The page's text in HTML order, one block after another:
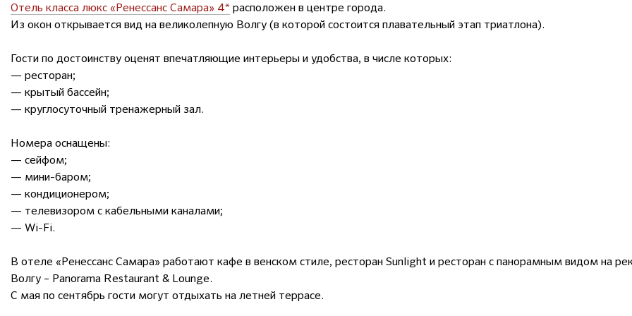
Отель класса люкс «Ренессанс Самара» 4*расположен в центре города.
Из окон открывается вид на великолепную Волгу (в которой состоится плавательный этап триатлона).
Гости по достоинству оценят впечатляющие интерьеры и удобства, в числе которых:
— ресторан;
— крытый бассейн;
— круглосуточный тренажерный зал.
Номера оснащены:
— сейфом;
— мини-баром;
— кондиционером;
— телевизором с кабельными каналами;
— Wi-Fi.
В отеле «Ренессанс Самара» работают кафе в венском стиле, ресторан Sunlight и ресторан с панорамным видом на
Волгу – Panorama Restaurant & Lounge.
С мая по сентябрь гости могут отдыхать на летней террасе.